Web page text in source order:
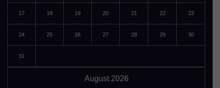
August 2026
17 18 19 20 21 22 23
24 25 26 27 28 29 30
31